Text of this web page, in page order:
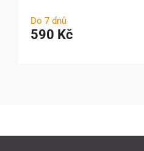
Do 7 dnů
590 Kč